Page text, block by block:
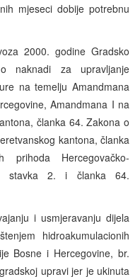
mjeseci dobije potrebnu
2000. godine Gradsko
naknadi za upravljanje
na temelju Amandmana
Amandmana I na
članka 64. Zakona o
kantona, članka
Hercegovačko-
stavka 2. i članka 64.
i usmjeravanju dijela
hidroakumulacionih
Bosne i Hercegovine, br.
upravi jer je ukinuta